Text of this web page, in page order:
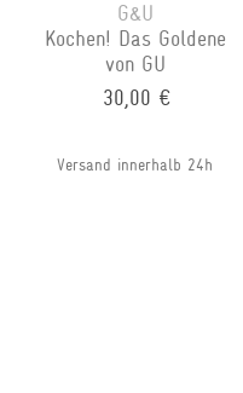
G&U
Kochen! Das Goldene
von GU
30,00 €
Versand innerhalb 24h